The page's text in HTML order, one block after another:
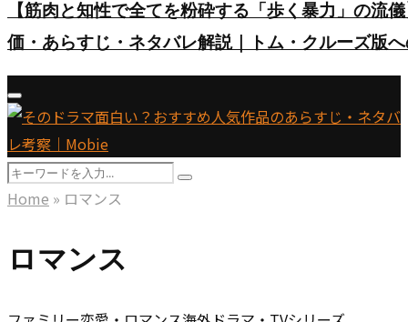
【筋肉と知性で全てを粉砕する「歩く暴力」の流
価・あらすじ・ネタバレ解説｜トム・クルーズ版
Primary
Menu
Search
for:
Search
Home » ロマンス
ロマンス